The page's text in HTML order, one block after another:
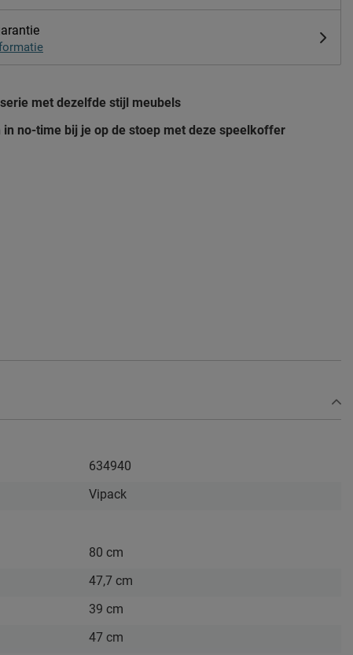
met dezelfde stijl meubels
in no-time bij je op de stoep met deze speelkoffer
634940
Vipack
80 cm
47,7 cm
39 cm
47 cm